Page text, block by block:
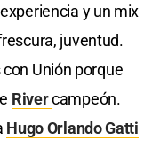
y un mix
juventud.
Unión porque
Rivercampeón.
Hugo Orlando Gatti